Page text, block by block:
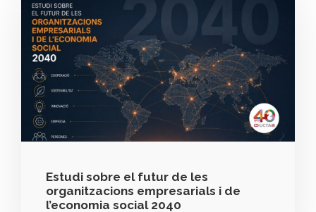
Estudi sobre el futur de les
organitzacions empresarials i de
l’economia social 2040